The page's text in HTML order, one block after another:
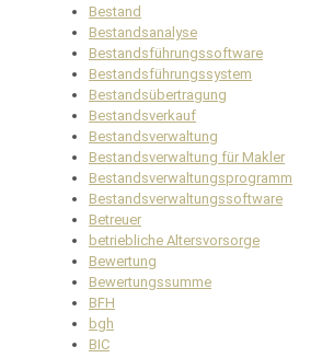
Bestand
Bestandsanalyse
Bestandsführungssoftware
Bestandsführungssystem
Bestandsübertragung
Bestandsverkauf
Bestandsverwaltung
Bestandsverwaltung für Makler
Bestandsverwaltungsprogramm
Bestandsverwaltungssoftware
Betreuer
betriebliche Altersvorsorge
Bewertung
Bewertungssumme
BFH
bgh
BIC